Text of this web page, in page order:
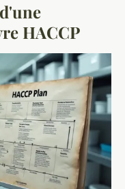
HACCP